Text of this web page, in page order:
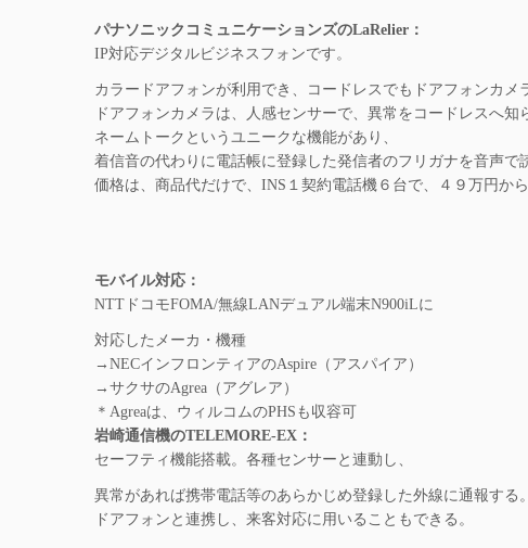
パナソニックコミュニケーションズのLaRelier：
IP対応デジタルビジネスフォンです。
カラードアフォンが利用でき、コードレスでもドアフォンカメ
ドアフォンカメラは、人感センサーで、異常をコードレスへ知
ネームトークというユニークな機能があり、
着信音の代わりに電話帳に登録した発信者のフリガナを音声で
価格は、商品代だけで、INS１契約電話機６台で、４９万円から
モバイル対応：
NTTドコモFOMA/無線LANデュアル端末N900iLに
対応したメーカ・機種
→NECインフロンティアのAspire（アスパイア）
→サクサのAgrea（アグレア）
＊Agreaは、ウィルコムのPHSも収容可
岩崎通信機のTELEMORE-EX：
セーフティ機能搭載。各種センサーと連動し、
異常があれば携帯電話等のあらかじめ登録した外線に通報する。
ドアフォンと連携し、来客対応に用いることもできる。